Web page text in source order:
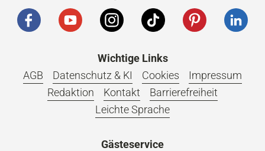
Wichtige Links
AGB
Datenschutz & KI Cookies
Impressum
Redaktion
Kontakt
Barrierefreiheit
Leichte Sprache
Gästeservice